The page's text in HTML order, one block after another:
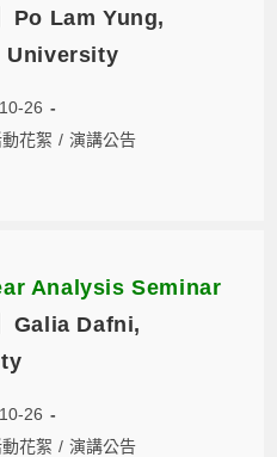
Po Lam Yung,
University
26
花絮 / 演講公告
Analysis Seminar
Galia Dafni,
26
花絮 / 演講公告